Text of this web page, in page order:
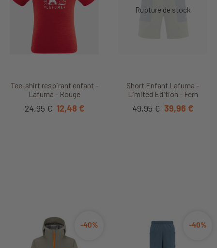
Tee-shirt respirant enfant -
Lafuma - Rouge
24,95 € 12,48 €
Short Enfant Lafuma -
Limited Edition - Fern
49,95 € 39,96 €
-40% -40%